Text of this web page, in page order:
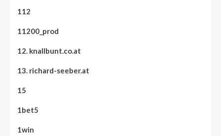
112
11200_prod
12. knallbunt.co.at
13. richard-seeber.at
15
1bet5
1win